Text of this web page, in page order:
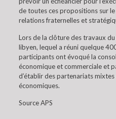
de toutes ces propositions sur
relations fraternelles et
Lors de la clôture des travaux
libyen, lequel a réuni quelque
participants ont évoqué la
économique et commerciale et
d’établir des partenariats
économiques.
Source APS